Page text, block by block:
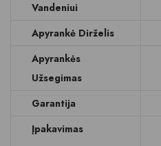
Vandeniui
Apyrankė Dirželis
Apyrankės
Užsegimas
Garantija
Įpakavimas